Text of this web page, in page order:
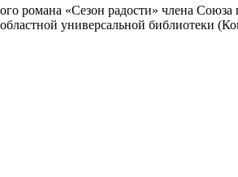
романа «Сезон радости» члена Союза
универсальной библиотеки